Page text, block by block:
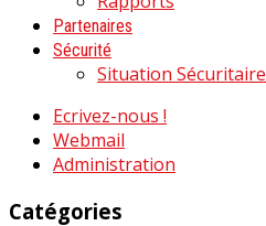
Partenaires
Sécurité
Situation Sécuritaire
Ecrivez-nous !
Webmail
Administration
Catégories